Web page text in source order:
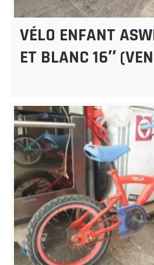
VÉLO ENFANT
ET BLANC 16″